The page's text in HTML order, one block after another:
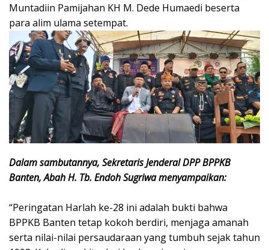
Muntadiin Pamijahan KH M. Dede Humaedi beserta
para alim ulama setempat.
Dalam sambutannya, Sekretaris Jenderal DPP BPPKB
Banten, Abah H. Tb. Endoh Sugriwa menyampaikan:
“Peringatan Harlah ke-28 ini adalah bukti bahwa
BPPKB Banten tetap kokoh berdiri, menjaga amanah
serta nilai-nilai persaudaraan yang tumbuh sejak tahun